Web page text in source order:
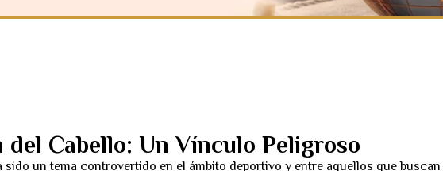
del Cabello: Un Vínculo Peligroso
un tema controvertido en el ámbito deportivo y entre aquellos que buscan